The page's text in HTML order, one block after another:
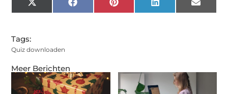
Meer Berichten
X
(Twitter)
Facebook Pinterest LinkedIn Email
Tags:
Quiz downloaden